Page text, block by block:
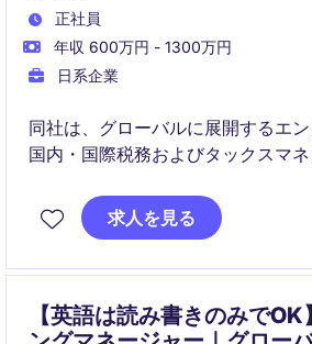
正社員
年収 600万円 - 1300万円
日系企業
同社は、グローバルに展開するエ
国内・国際税務およびタックスマ
編などの戦略案件に参画し、事業
援していただきます。
求人を見る
【英語は読み書きのみで